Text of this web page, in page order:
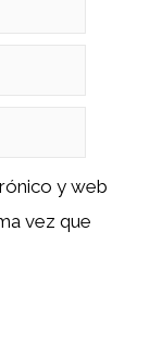
y web
vez que